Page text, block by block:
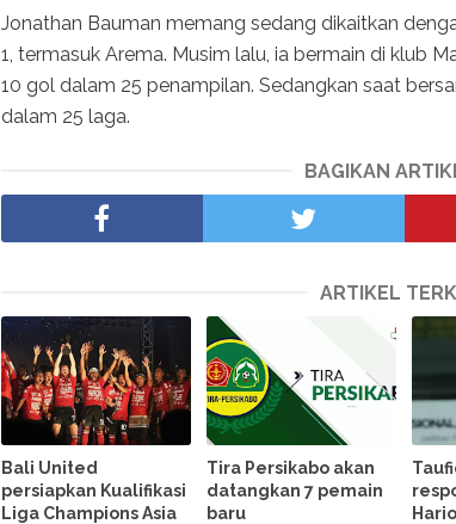
Jonathan Bauman memang sedang dikaitkan
1, termasuk Arema. Musim lalu, ia bermain di klub
10 gol dalam 25 penampilan. Sedangkan saat
dalam 25 laga.
BAGIKAN
ARTIKEL
Bali United
persiapkan Kualifikasi
Liga Champions Asia
Tira Persikabo akan
datangkan 7 pemain
baru